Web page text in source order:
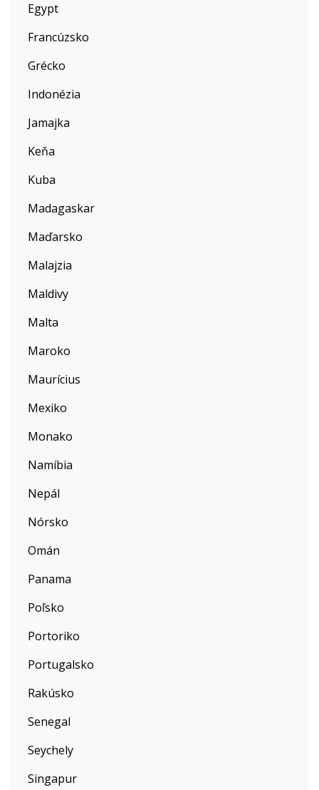
Egypt
Francúzsko
Grécko
Indonézia
Jamajka
Keňa
Kuba
Madagaskar
Maďarsko
Malajzia
Maldivy
Malta
Maroko
Maurícius
Mexiko
Monako
Namíbia
Nepál
Nórsko
Omán
Panama
Poľsko
Portoriko
Portugalsko
Rakúsko
Senegal
Seychely
Singapur